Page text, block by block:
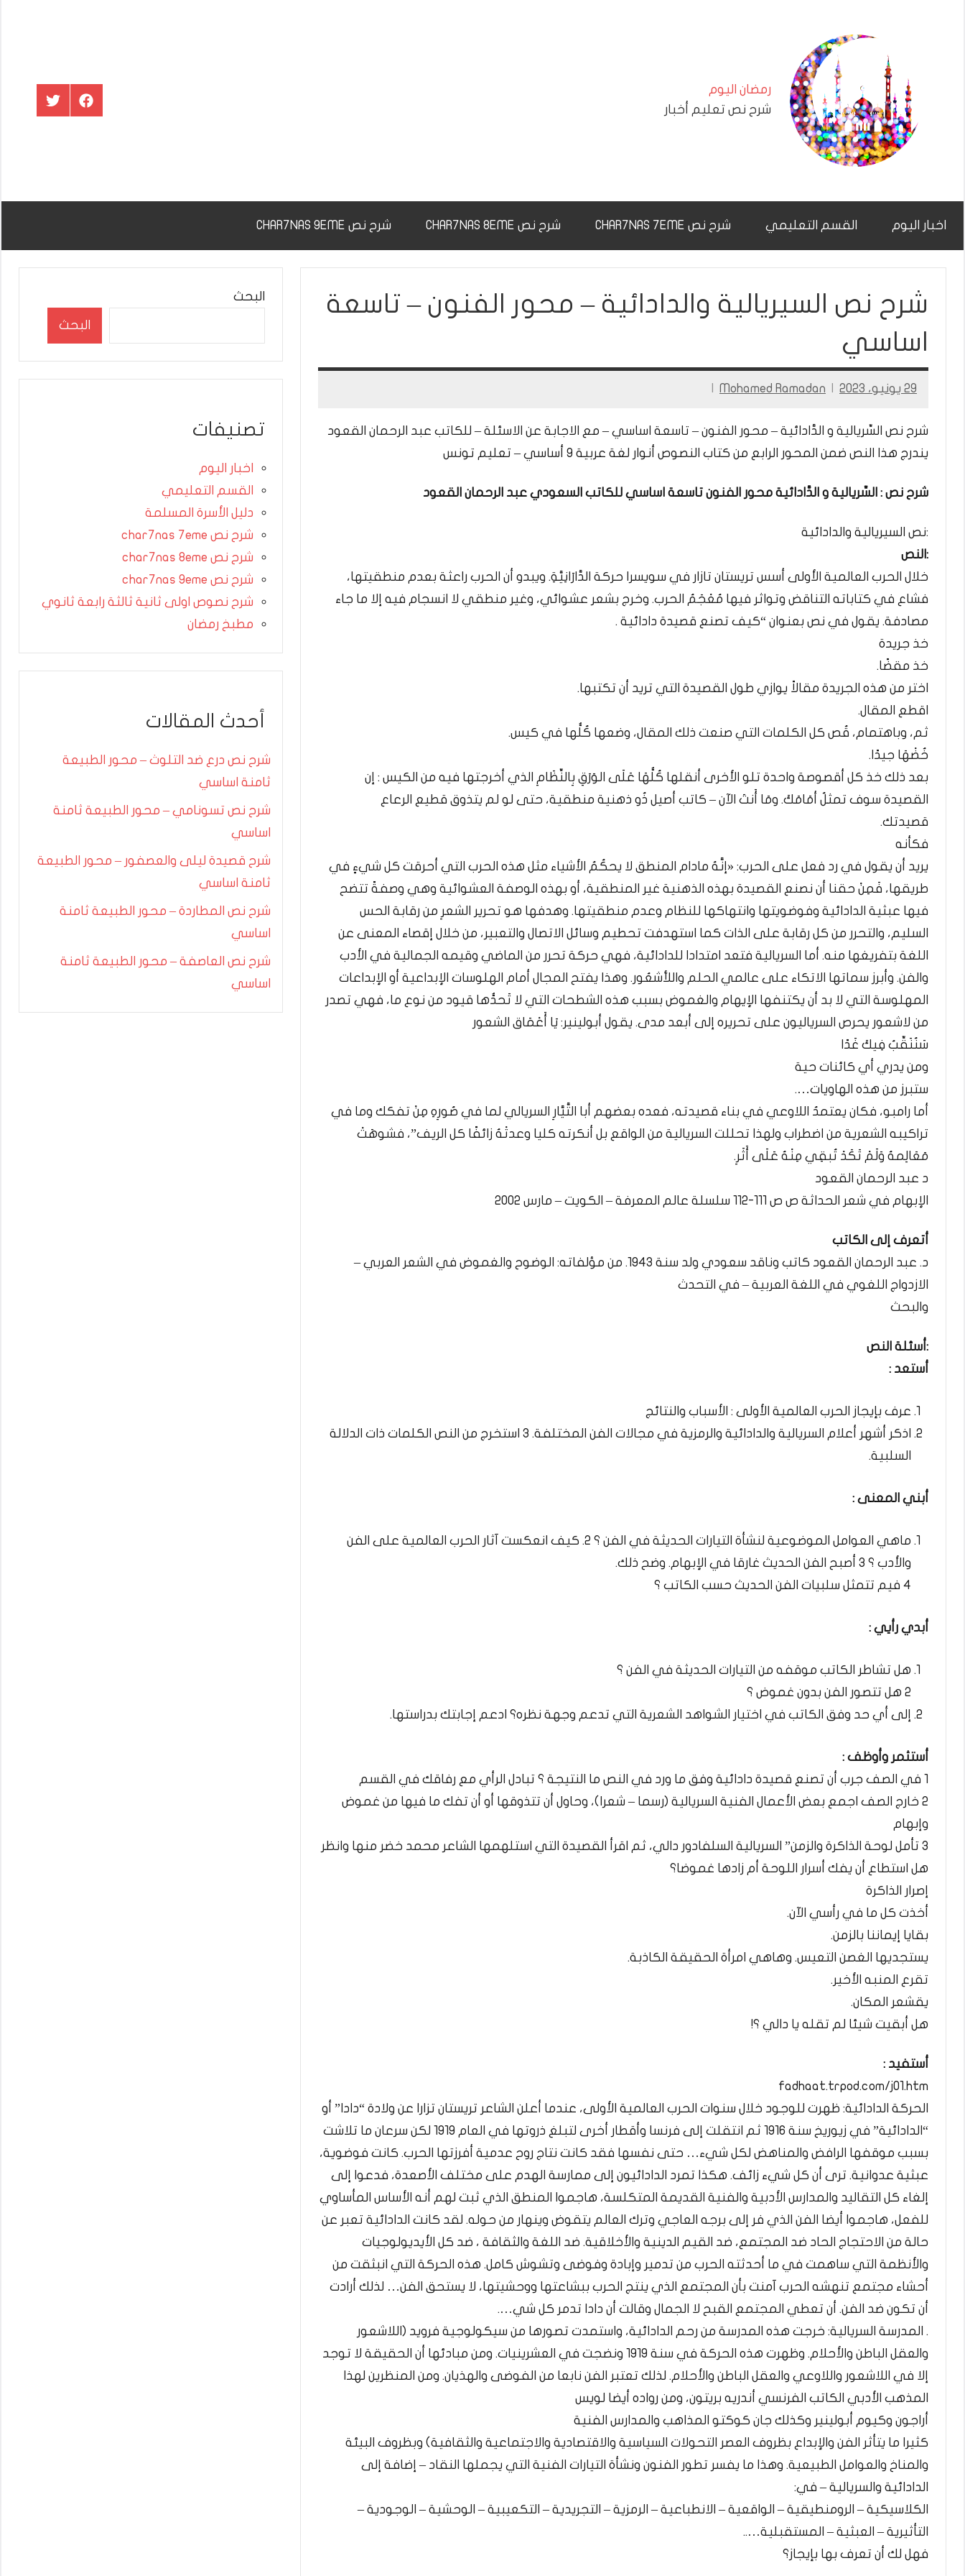
رمضان اليوم
شرح نص تعليم أخبار
عنصر
عنصر
اخبار اليوم القسم التعليمي شرح نص CHAR7NAS 7EME شرح نص CHAR7NAS 8EME شرح نص CHAR7NAS 9EME
شرح نص السيريالية والدادائية – محور الفنون – تاسعة
اساسي
29 يونيو، 2023 Mohamed Ramadan
شرح نص السِّريالية و الدَّادائية – محور الفنون – تاسعة اساسي – مع الاجابة عن الاسئلة – للكاتب عبد الرحمان القعود
يندرج هذا النص ضمن المحور الرابع من كتاب النصوص أنوار لغة عربية 9 أساسي – تعليم تونس
شرح نص : السِّريالية و الدَّادائية محور الفنون تاسعة اساسي للكاتب السعودي عبد الرحمان القعود
:نص السيريالية والدادائية
:النص
خلال الحرب العالمية الأولى أسس تريستان تازار في سويسرا حركة الدَّارَانِيَّةِ. ويبدو أن الحرب راعثة بعدم منطقيتها،
فشاع في كتاباته التناقض وتواثر فيها مُعْجَمُ الحرب. وخرج بشعر عشوائي، وغير منطقي لا انسجام فيه إلا ما جاء
مصادفة. يقول في نص بعنوان “كيف تصنع قصيدة دادائية .
خذ جريدة
خذ مقضًا.
اختر من هذه الجريدة مقالاً يوازي طول القصيدة التي تريد أن تكتبها.
اقطع المقال.
ثم، وباهتمام، قُص كل الكلمات التي صنعت ذلك المقال، وضعها كُلُّها في كيس.
خُضْهَا جيدًا.
بعد ذلك خذ كل أقصوصة واحدة تلو الأخرى أنقلها كُلُّهَا عَلَى الوَرَقِ بِالنِّظَامِ الذي أخرجتها فيه من الكيس : إن
القصيدة سوف تمثلُ أمَامَكَ. ومَا أَنتَ الآن – كاتب أصيل ذُو ذهنية منطقية، حتى لو لم يتذوق قطيع الرعاع
قصيدتك.
فكأنه
يريد أن يقول في رد فعل على الحرب: «إنَّهُ مادام المنطق لا يحكُمُ الأشياء مثل هذه الحرب التي أحرقت كل شيءٍ في
طريقها، فَمِنْ حقنا أن نصنع القصيدة بهذه الذهنية غير المنطقية، أو بهذه الوصفة العشوائية وهي وصفةً تتضح
فيها عبثية الدادائية وفوضويتها وانتهاكها للنظام وعدم منطقيتها. وهدفها هو تحرير الشعرِ من رقابة الحس
السليم، والتحرر من كل رقابة على الذات كما استهدفت تحطيم وسائل الاتصال والتعبير، من خلال إقصاء المعنى عن
اللغة بتفريغها منه. أما السريالية فتعد امتدادا للدادائية، فهي حركة تحرر من الماضي وقيمه الجمالية في الأدب
والفن. وأبرز سماتها الاتكاء على عالمي الحلم واللأشعُور. وهذا يفتح المجال أمام الهلوسات الإبداعية أو الإبداعات
المهلوسة التي لا بد أن يكتنفها الإيهام والغموض بسبب هذه الشطحات التي لا تَحدُّها قيود من نوع ما، فهي تصدر
من لاشعور يحرص السرياليون على تحريره إلى أبعد مدى. يقول أبولينير: يَا أَعْمَاق الشعور
سَنُنَقِّبُ فِيكَ غَدًا
ومن يدري أي كائنات حية
ستبرز من هذه الهاويات….
أما رامبو، فكان يعتمدُ اللاوعي في بناء قصيدته، فعده بعضهم أبا التَّيَّارِ السريالي لما في صُورِهِ مِنْ تفكك وما في
تراكيبه الشعرية من اضطراب ولهذا تحللت السريالية من الواقع بل أنكرته كليا وعدتْهُ زائفًا كل الريف”، فشوهَتْ
مَعَالِمهُ وَلَمْ تَكَدْ تُبقِي مِنْهُ عَلَى أَثَرِ.
د عبد الرحمان القعود
الإبهام في شعر الحداثة ص ص 111-112 سلسلة عالم المعرفة – الكويت – مارس 2002
أتعرف إلى الكاتب
د. عبد الرحمان القعود كاتب وناقد سعودي ولد سنة 1943. من مؤلفاته: الوضوح والغموض في الشعر العربي –
الازدواج اللغوي في اللغة العربية – في التحدث
والبحث
:أسئلة النص
أستعد :
عرف بإيجاز الحرب العالمية الأولى : الأسباب والنتائج
اذكر أشهر أعلام السريالية والدادائية والرمزية في مجالات الفن المختلفة. 3 استخرج من النص الكلمات ذات الدلالة
السلبية.
أبني المعنى :
ماهي العوامل الموضوعية لنشأة التيارات الحديثة في الفن ؟ 2. كيف انعكست آثار الحرب العالمية على الفن
والأدب ؟ 3 أصبح الفن الحديث غارقا في الإبهام. وضح ذلك.
4 فيم تتمثل سلبيات الفن الحديث حسب الكاتب ؟
أبدي رأيي :
هل تشاطر الكاتب موقفه من التيارات الحديثة في الفن ؟
2 هل تتصور الفن بدون غموض ؟
إلى أي حد وفق الكاتب في اختيار الشواهد الشعرية التي تدعم وجهة نظره؟ ادعم إجابتك بدراستها.
أستثمر وأوظف :
1 في الصف جرب أن تصنع قصيدة دادائية وفق ما ورد في النص ما النتيجة ؟ تبادل الرأي مع رفاقك في القسم
2 خارج الصف اجمع بعض الأعمال الفنية السريالية (رسما – شعرا)، وحاول أن تتذوقها أو أن تفك ما فيها من غموض
وإبهام
3 تأمل لوحة الذاكرة والزمن” السريالية السلفادور دالي، ثم اقرأ القصيدة التي استلهمها الشاعر محمد خضر منها وانظر
هل استطاع أن يفك أسرار اللوحة أم زادها غموضا؟
إصرار الذاكرة
أخذت كل ما في رأسي الآن.
بقايا إيماننا بالزمن.
يستجديها الغصن التعيس. وهاهي امرأة الحقيقة الكاذبة.
تقرع المنبه الأخير.
يقشعر المكان.
هل أبقيت شيئا لم تقله يا دالي ؟!
أستفيد :
fadhaat.trpod.com/j01.htm
الحركة الدادائية: ظهرت للوجود خلال سنوات الحرب العالمية الأولى، عندما أعلن الشاعر تريستان تزارا عن ولادة “دادا” أو
“الدادائية” في زيوريخ سنة 1916 ثم انتقلت إلى فرنسا وأقطار أخرى لتبلغ ذروتها في العام 1919 لكن سرعان ما تلاشت
بسبب موقفها الرافض والمناهض لكل شيء… حتى نفسها فقد كانت نتاج روح عدمية أفرزتها الحرب. كانت فوضوية،
عبثية عدوانية. ترى أن كل شيء زائف. هكذا تمرد الدادائيون إلى ممارسة الهدم على مختلف الأصعدة، فدعوا إلى
إلغاء كل التقاليد والمدارس الأدبية والفنية القديمة المتكلسة، هاجموا المنطق الذي ثبت لهم أنه الأساس المأساوي
للفعل، هاجموا أيضا الفن الذي فر إلى برجه العاجي وترك العالم يتقوض وينهار من حوله. لقد كانت الدادائية تعبر عن
حالة من الاحتجاج الحاد ضد المجتمع، ضد القيم الدينية والأخلاقية. ضد اللغة والثقافة ، ضد كل الأيديولوجيات
والأنظمة التي ساهمت في ما أحدثته الحرب من تدمير وإبادة وفوضى وتشوش كامل. هذه الحركة التي انبثقت من
أحشاء مجتمع تنهشه الحرب آمنت بأن المجتمع الذي ينتج الحرب ببشاعتها ووحشيتها، لا يستحق الفن… لذلك أرادت
أن تكون ضد الفن. أن تعطي المجتمع القبح لا الجمال وقالت أن دادا تدمر كل شي….
. المدرسة السريالية: خرجت هذه المدرسة من رحم الدادائية، واستمدت تصورها من سيكولوجية فرويد (اللاشعور
والعقل الباطن والأحلام. وظهرت هذه الحركة في سنة 1919 ونضجت في العشرينيات. ومن مبادئها أن الحقيقة لا توجد
إلا في اللاشعور واللاوعي والعقل الباطن والأحلام. لذلك تعتبر الفن نابعا من الفوضى والهذيان. ومن المنظرين لهذا
المذهب الأدبي الكاتب الفرنسي أندريه بريتون، ومن رواده أيضا لويس
أراجون وكيوم أبولينير وكذلك جان كوكتو المذاهب والمدارس الفنية
كثيرا ما يتأثر الفن والإبداع بظروف العصر التحولات السياسية والاقتصادية والاجتماعية والثقافية) وبظروف البيئة
والمناخ والعوامل الطبيعية. وهذا ما يفسر تطور الفنون ونشأة التيارات الفنية التي يجملها النقاد – إضافة إلى
الدادائية والسريالية – في:
الكلاسيكية – الرومنطيقية – الواقعية – الانطباعية – الرمزية – التجريدية – التكعيبية – الوحشية – الوجودية –
التأثيرية – العبثية – المستقبلية…..
فهل لك أن تعرف بها بإيجاز؟
البحث
البحث
تصنيفات
اخبار اليوم
القسم التعليمي
دليل الأسرة المسلمة
شرح نص char7nas 7eme
شرح نص char7nas 8eme
شرح نص char7nas 9eme
شرح نصوص اولى ثانية ثالثة رابعة ثانوي
مطبخ رمضان
أحدث المقالات
شرح نص درع ضد التلوث – محور الطبيعة
ثامنة اساسي
شرح نص تسونامي – محور الطبيعة ثامنة
اساسي
شرح قصيدة ليلى والعصفور – محور الطبيعة
ثامنة اساسي
شرح نص المطاردة – محور الطبيعة ثامنة
اساسي
شرح نص العاصفة – محور الطبيعة ثامنة
اساسي